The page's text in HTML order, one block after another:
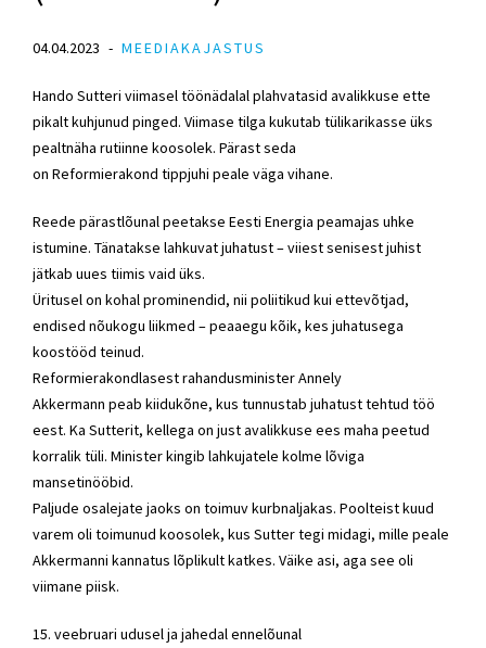
04.04.2023 MEEDIAKAJASTUS
Hando Sutteri viimasel töönädalal plahvatasid avalikkuse ette
pikalt kuhjunud pinged. Viimase tilga kukutab tülikarikasse üks
pealtnäha rutiinne koosolek. Pärast seda
on Reformierakond tippjuhi peale väga vihane.
Reede pärastlõunal peetakse Eesti Energia peamajas uhke
istumine. Tänatakse lahkuvat juhatust – viiest senisest juhist
jätkab uues tiimis vaid üks.
Üritusel on kohal prominendid, nii poliitikud kui ettevõtjad,
endised nõukogu liikmed – peaaegu kõik, kes juhatusega
koostööd teinud.
ReformierakondlasestrahandusministerAnnely
Akkermann peab kiidukõne, kus tunnustab juhatust tehtud töö
eest. Ka Sutterit, kellega on just avalikkuse ees maha peetud
korralik tüli. Minister kingib lahkujatele kolme lõviga
mansetinööbid.
Paljude osalejate jaoks on toimuv kurbnaljakas. Poolteist kuud
varem oli toimunud koosolek, kus Sutter tegi midagi, mille peale
Akkermanni kannatus lõplikult katkes. Väike asi, aga see oli
viimane piisk.
15. veebruari udusel ja jahedal ennelõunal